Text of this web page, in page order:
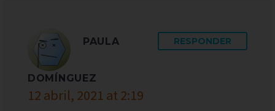
PAULA
DOMÍNGUEZ
12 abril, 2021 at 2:19
RESPONDER